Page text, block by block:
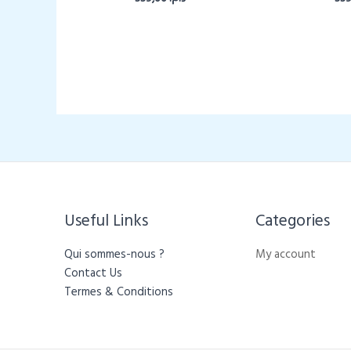
Useful Links
Qui sommes-nous ?
Contact Us
Termes & Conditions
Categories​
My account